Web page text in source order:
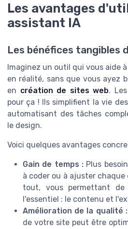
Les avantages
assistant IA
Les bénéfices tangibles
Imaginez un outil qui vous aide
en réalité, sans que vous ayez
en création de sites web.
pour ça ! Ils simplifient la vie
automatisant des tâches
le design.
Voici quelques avantages
Gain de temps : Plus
à coder ou à ajuster chaque
tout, vous permettant de
l'essentiel : le contenu et
Amélioration de la qualité :
de votre site peut être